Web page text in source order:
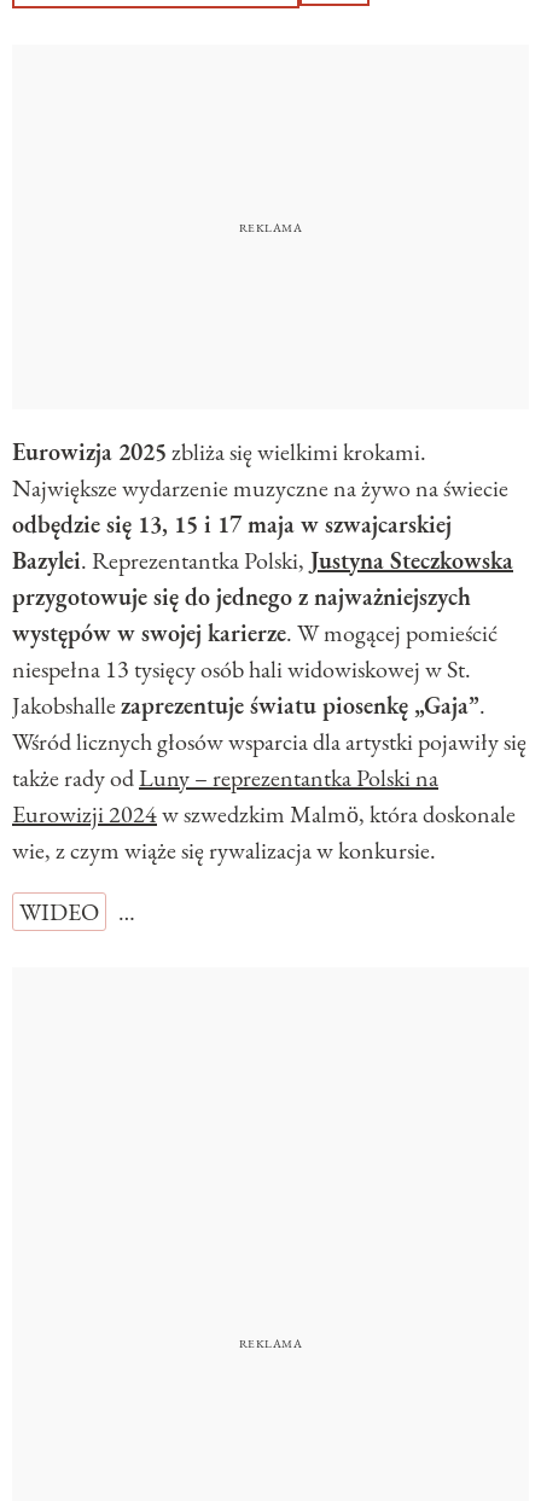
Eurowizja 2025zbliża się wielkimi krokami.
Największe wydarzenie muzyczne na żywo na świecie
odbędzie się 13, 15 i 17 maja w szwajcarskiej
Bazylei. Reprezentantka Polski, Justyna Steczkowska
przygotowuje się do jednego z najważniejszych
występów w swojej karierze. W mogącej pomieścić
niespełna 13 tysięcy osób hali widowiskowej w St.
Jakobshallezaprezentuje światu piosenkę „Gaja”.
Wśród licznych głosów wsparcia dla artystki pojawiły się
także rady odLuny – reprezentantka Polski na
Eurowizji 2024w szwedzkim Malmö, która doskonale
wie, z czym wiąże się rywalizacja w konkursie.
WIDEO
…